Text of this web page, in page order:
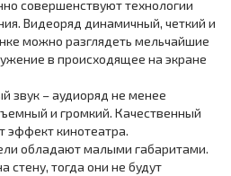
совершенствуют технологии
Видеоряд динамичный, четкий и
можно разглядеть мельчайшие
в происходящее на экране
звук – аудиоряд не менее
и громкий. Качественный
эффект кинотеатра.
обладают малыми габаритами.
стену, тогда они не будут